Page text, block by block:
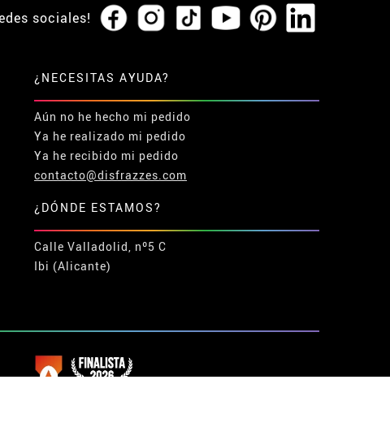
sociales!
¿NECESITAS AYUDA?
Aún no he hecho mi pedido
Ya he realizado mi pedido
Ya he recibido mi pedido
contacto@disfrazzes.com
¿DÓNDE ESTAMOS?
Calle Valladolid, nº5 C
Ibi (Alicante)